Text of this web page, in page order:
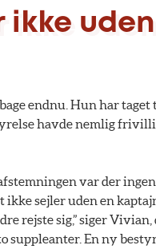
ikke
endnu. Hun har
havde nemlig
var der
sejler uden en
rejste sig,” siger
suppleanter. En ny